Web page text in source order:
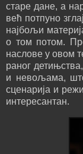
старе дане, а
већ потпуно
најбољи
о том потом.
наслове у овом
раног
и невољама,
сценарија и
интересантан.